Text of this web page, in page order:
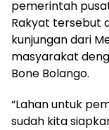
pemerintah
Rakyat tersebut
kunjungan dari
masyarakat
Bone Bolango.
“Lahan untuk
sudah kita